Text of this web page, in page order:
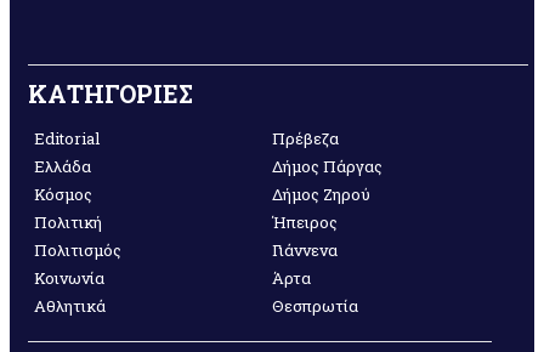
ΚΑΤΗΓΟΡΙΕΣ
Editorial
Ελλάδα
Κόσμος
Πολιτική
Πολιτισμός
Κοινωνία
Αθλητικά
Πρέβεζα
Δήμος Πάργας
Δήμος Ζηρού
Ήπειρος
Γιάννενα
Άρτα
Θεσπρωτία